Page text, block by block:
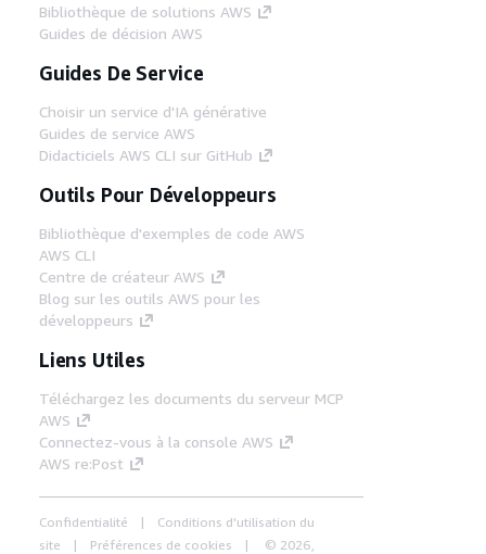
Bibliothèque de solutions AWS
Guides de décision AWS
Guides De Service
Choisir un service d'IA générative
Guides de service AWS
Didacticiels AWS CLI sur GitHub
Outils Pour Développeurs
Bibliothèque d'exemples de code AWS
AWS CLI
Centre de créateur AWS
Blog sur les outils AWS pour les
développeurs
Liens Utiles
Téléchargez les documents du serveur MCP
AWS
Connectez-vous à la console AWS
AWS re:Post
Confidentialité
Conditions d'utilisation du
site
Préférences de cookies
© 2026,